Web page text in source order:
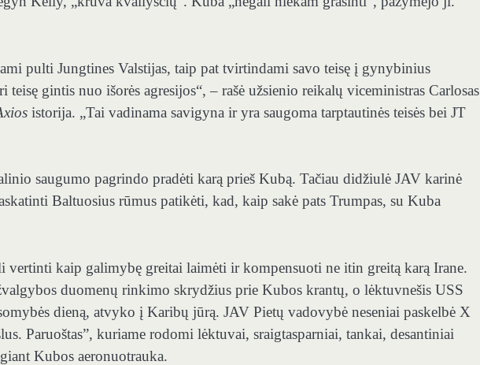
pulti Jungtines Valstijas, taip pat tvirtindami savo teisę į gynybinius
gintis nuo išorės agresijos“, – rašė užsienio reikalų viceministras Carlosas
istorija. „Tai vadinama savigyna ir yra saugoma tarptautinės teisės bei JT
saugumo pagrindo pradėti karą prieš Kubą. Tačiau didžiulė JAV karinė
Baltuosius rūmus patikėti, kad, kaip sakė pats Trumpas, su Kuba
vertinti kaip galimybę greitai laimėti ir kompensuoti ne itin greitą karą Irane.
duomenų rinkimo skrydžius prie Kubos krantų, o lėktuvnešis USS
dieną, atvyko į Karibų jūrą. JAV Pietų vadovybė neseniai paskelbė X
Paruoštas”, kuriame rodomi lėktuvai, sraigtasparniai, tankai, desantiniai
Kubos aeronuotrauka.